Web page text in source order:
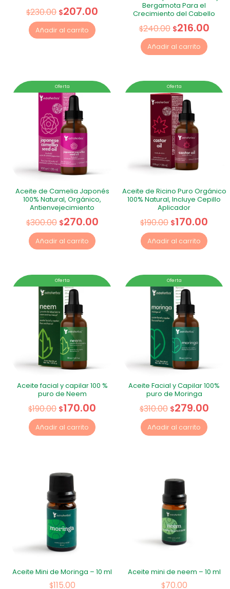
$230.00 $207.00
Añadir al carrito
Bergamota Para el
Crecimiento del Cabello
$240.00 $216.00
Añadir al carrito
Oferta
Aceite de Camelia Japonés
100% Natural, Orgánico,
Antienvejecimiento
$300.00 $270.00
Añadir al carrito
Oferta
Aceite de Ricino Puro Orgánico
100% Natural, Incluye Cepillo
Aplicador
$190.00 $170.00
Añadir al carrito
Oferta
Aceite facial y capilar 100 %
puro de Neem
$190.00 $170.00
Añadir al carrito
Oferta
Aceite Facial y Capilar 100%
puro de Moringa
$310.00 $279.00
Añadir al carrito
Aceite Mini de Moringa – 10 ml
$115.00
Aceite mini de neem – 10 ml
$70.00